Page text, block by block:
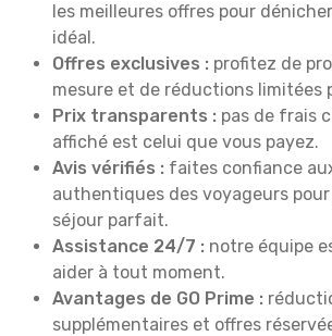
les meilleures offres pour
idéal.
Offres exclusives : profitez de
mesure et de réductions limitées
Prix transparents : pas de frais
affiché est celui que vous payez.
Avis vérifiés : faites confiance
authentiques des voyageurs
séjour parfait.
Assistance 24/7 : notre équipe
aider à tout moment.
Avantages de GO Prime :
supplémentaires et offres